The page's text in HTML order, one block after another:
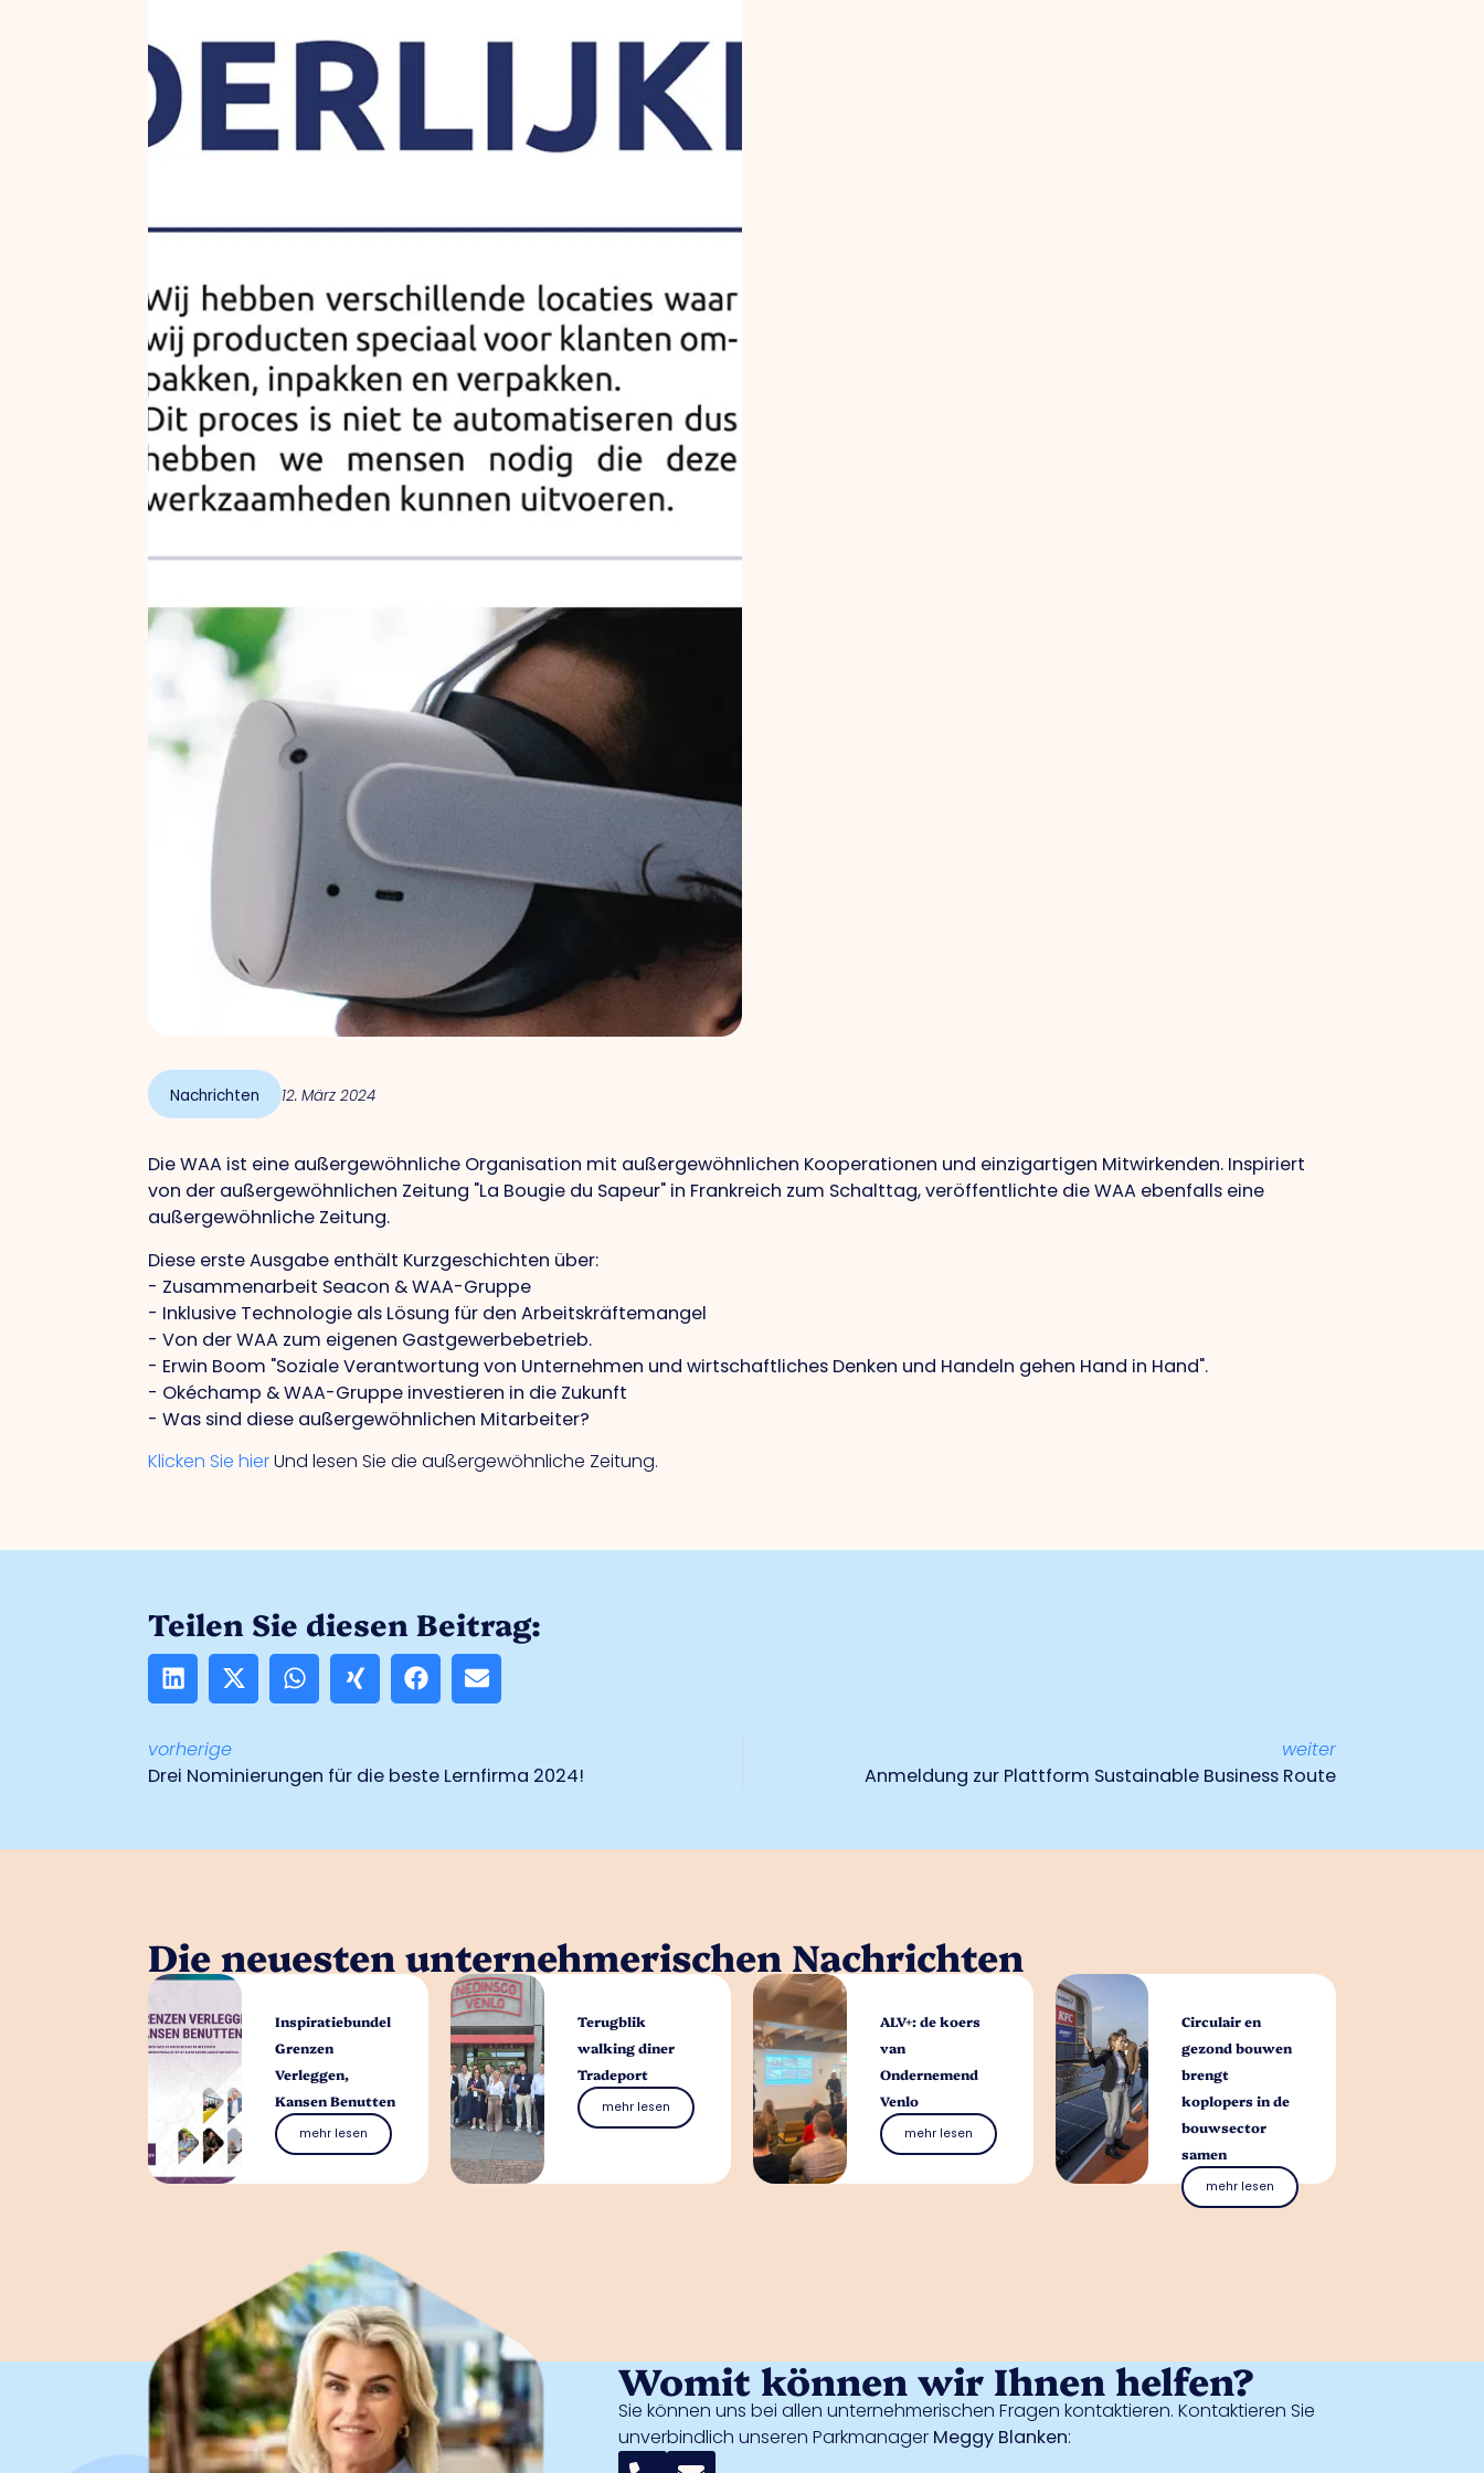
Nachrichten 12. März 2024
Die WAA ist eine außergewöhnliche Organisation mit außergewöhnlichen Kooperationen und einzigartigen Mitwirkenden. Inspiriert
von der außergewöhnlichen Zeitung "La Bougie du Sapeur" in Frankreich zum Schalttag, veröffentlichte die WAA ebenfalls eine
außergewöhnliche Zeitung.
Diese erste Ausgabe enthält Kurzgeschichten über:
- Zusammenarbeit Seacon & WAA-Gruppe
- Inklusive Technologie als Lösung für den Arbeitskräftemangel
- Von der WAA zum eigenen Gastgewerbebetrieb.
- Erwin Boom "Soziale Verantwortung von Unternehmen und wirtschaftliches Denken und Handeln gehen Hand in Hand".
- Okéchamp & WAA-Gruppe investieren in die Zukunft
- Was sind diese außergewöhnlichen Mitarbeiter?
Klicken Sie hierUnd lesen Sie die außergewöhnliche Zeitung.
Teilen Sie diesen Beitrag:
vorherige
Drei Nominierungen für die beste Lernfirma 2024!
weiter
Anmeldung zur Plattform Sustainable Business Route
Die neuesten unternehmerischen Nachrichten
Inspiratiebundel
Grenzen
Verleggen,
Kansen Benutten
mehr lesen
Terugblik
walking diner
Tradeport
mehr lesen
ALV+: de koers
van
Ondernemend
Venlo
mehr lesen
Circulair en
gezond bouwen
brengt
koplopers in de
bouwsector
samen
mehr lesen
Womit können wir Ihnen helfen?
Sie können uns bei allen unternehmerischen Fragen kontaktieren. Kontaktieren Sie
unverbindlich unseren Parkmanager Meggy Blanken: